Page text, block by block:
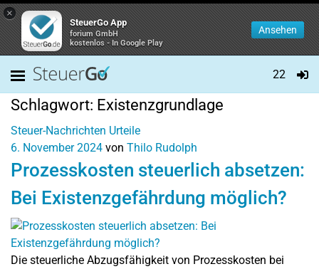
×
SteuerGo App
forium GmbH
kostenlos - In Google Play
Ansehen
22
Schlagwort: Existenzgrundlage
Steuer-Nachrichten Urteile
6. November 2024 von Thilo Rudolph
Prozesskosten steuerlich absetzen:
Bei Existenzgefährdung möglich?
Die steuerliche Abzugsfähigkeit von Prozesskosten bei